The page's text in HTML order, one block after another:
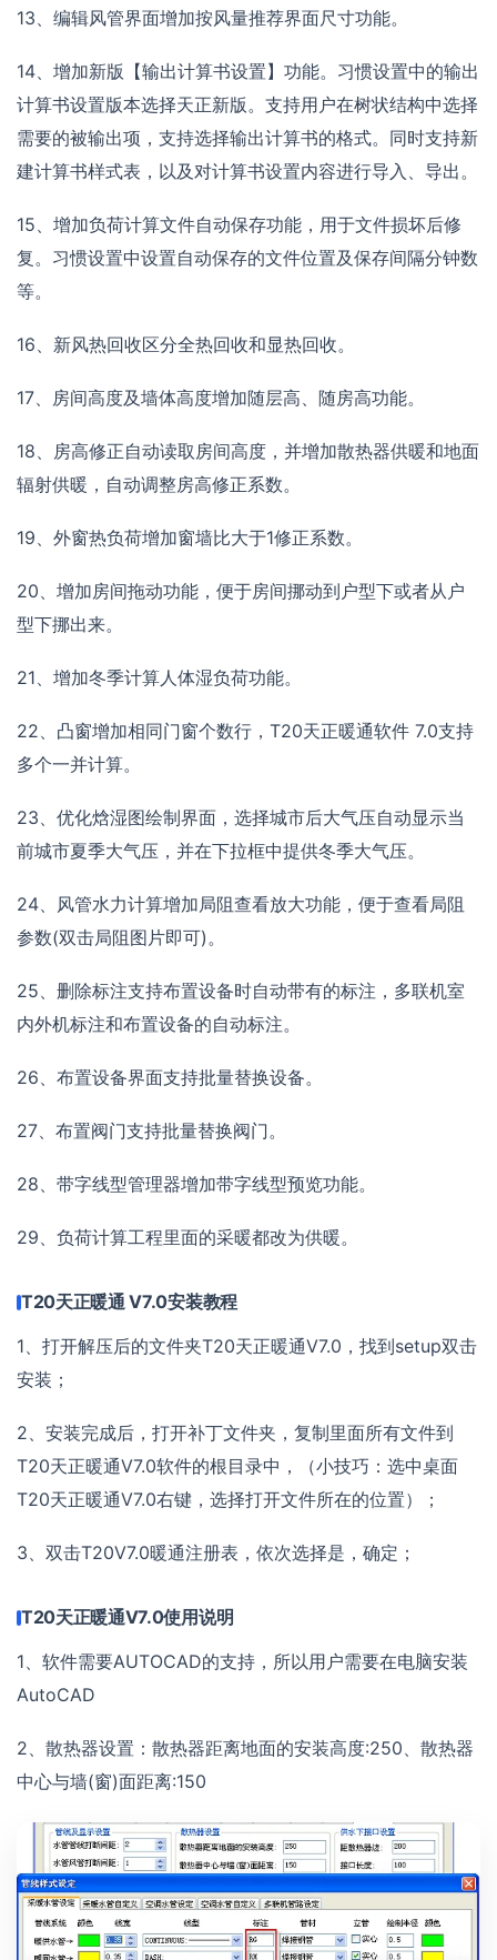
13、编辑风管界面增加按风量推荐界面尺寸功能。
14、增加新版【输出计算书设置】功能。习惯设置中的输出
计算书设置版本选择天正新版。支持用户在树状结构中选择
需要的被输出项，支持选择输出计算书的格式。同时支持新
建计算书样式表，以及对计算书设置内容进行导入、导出。
15、增加负荷计算文件自动保存功能，用于文件损坏后修
复。习惯设置中设置自动保存的文件位置及保存间隔分钟数
等。
16、新风热回收区分全热回收和显热回收。
17、房间高度及墙体高度增加随层高、随房高功能。
18、房高修正自动读取房间高度，并增加散热器供暖和地面
辐射供暖，自动调整房高修正系数。
19、外窗热负荷增加窗墙比大于1修正系数。
20、增加房间拖动功能，便于房间挪动到户型下或者从户
型下挪出来。
21、增加冬季计算人体湿负荷功能。
22、凸窗增加相同门窗个数行，T20天正暖通软件 7.0支持
多个一并计算。
23、优化焓湿图绘制界面，选择城市后大气压自动显示当
前城市夏季大气压，并在下拉框中提供冬季大气压。
24、风管水力计算增加局阻查看放大功能，便于查看局阻
参数(双击局阻图片即可)。
25、删除标注支持布置设备时自动带有的标注，多联机室
内外机标注和布置设备的自动标注。
26、布置设备界面支持批量替换设备。
27、布置阀门支持批量替换阀门。
28、带字线型管理器增加带字线型预览功能。
29、负荷计算工程里面的采暖都改为供暖。
T20天正暖通 V7.0安装教程
1、打开解压后的文件夹T20天正暖通V7.0，找到setup双击
安装；
2、安装完成后，打开补丁文件夹，复制里面所有文件到
T20天正暖通V7.0软件的根目录中，（小技巧：选中桌面
T20天正暖通V7.0右键，选择打开文件所在的位置）；
3、双击T20V7.0暖通注册表，依次选择是，确定；
T20天正暖通V7.0使用说明
1、软件需要AUTOCAD的支持，所以用户需要在电脑安装
AutoCAD
2、散热器设置：散热器距离地面的安装高度:250、散热器
中心与墙(窗)面距离:150